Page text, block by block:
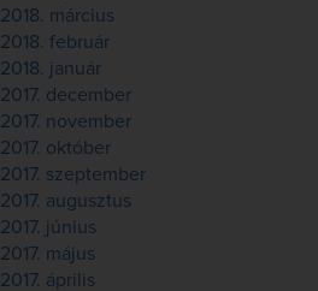
2018. március
2018. február
2018. január
2017. december
2017. november
2017. október
2017. szeptember
2017. augusztus
2017. június
2017. május
2017. április